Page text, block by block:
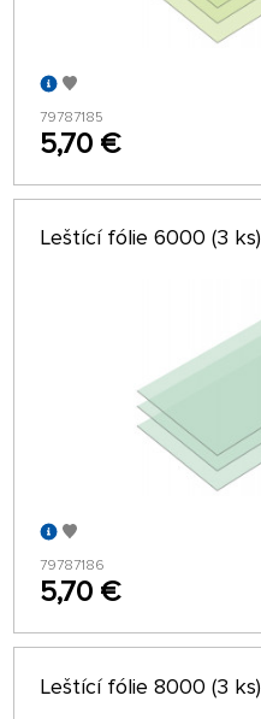
79787185
5,70 €
Leštící fólie 6000 (3 ks)
79787186
5,70 €
Leštící fólie 8000 (3 ks)